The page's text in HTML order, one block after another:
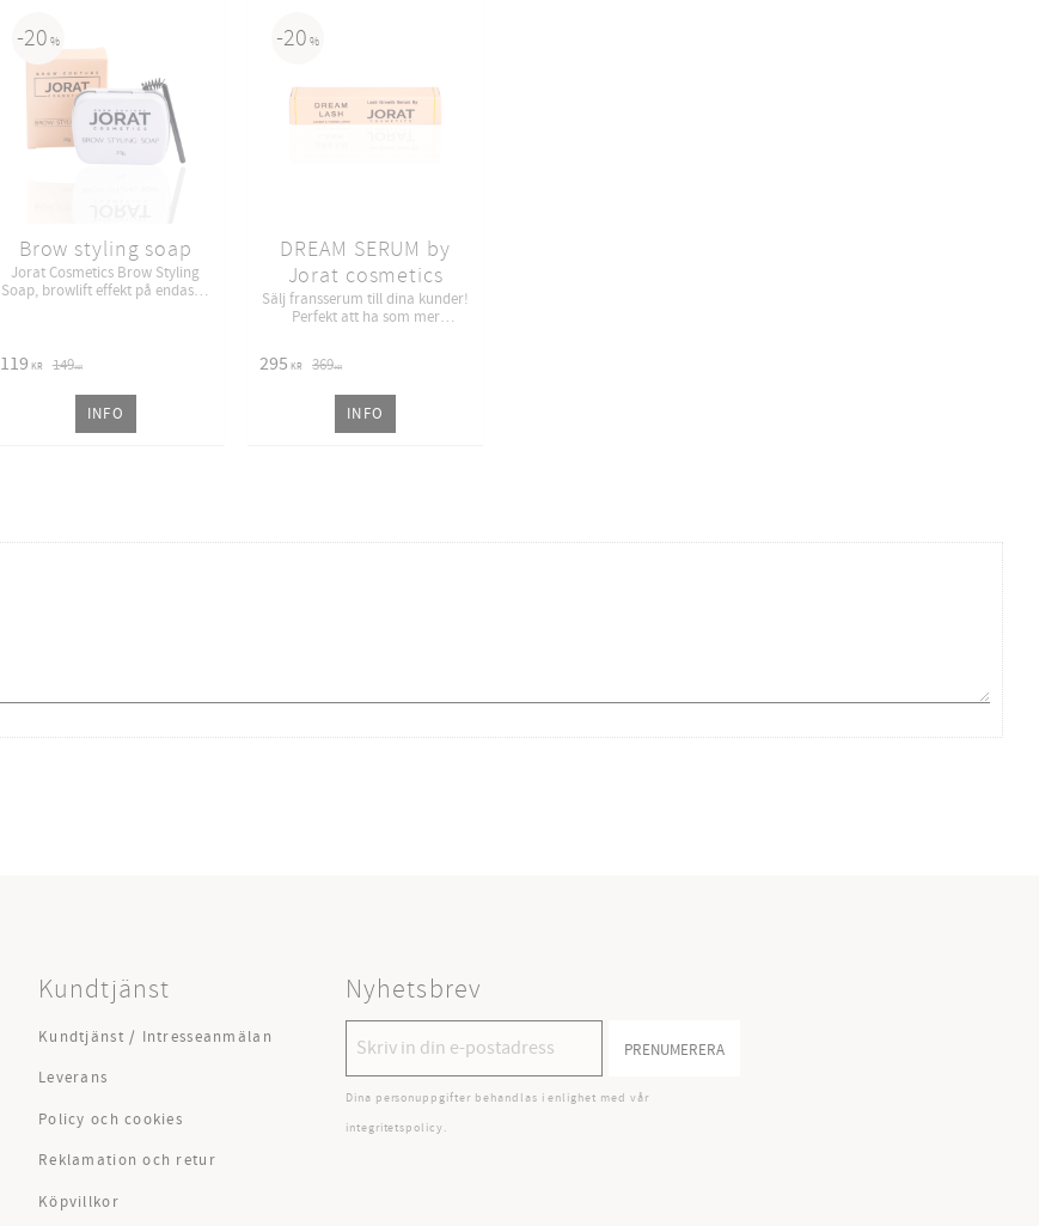
Brow styling soap
Jorat Cosmetics Brow Styling
Soap, browlift effekt på endast 2
119 KR 149KR
20 %
INFO
DREAM SERUM by
Jorat cosmetics
Sälj fransserum till dina kunder!
Perfekt att ha som mer
295 KR 369KR
20 %
INFO
Kundtjänst
Kundtjänst / Intresseanmälan
Leverans
Policy och cookies
Reklamation och retur
Köpvillkor
Nyhetsbrev
PRENUMERERA
Dina personuppgifter behandlas i enlighet med vår
integritetspolicy.